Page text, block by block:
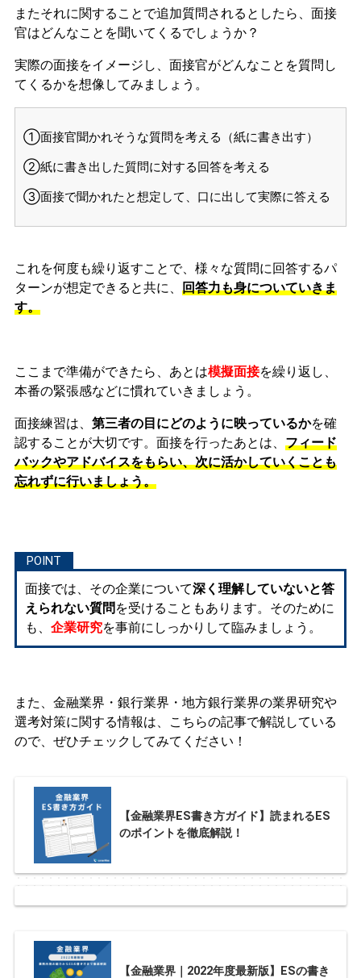
またそれに関することで追加質問されるとしたら、面接
官はどんなことを聞いてくるでしょうか？
実際の面接をイメージし、面接官がどんなことを質問し
てくるかを想像してみましょう。
①面接官聞かれそうな質問を考える（紙に書き出す）
②紙に書き出した質問に対する回答を考える
③面接で聞かれたと想定して、口に出して実際に答える
これを何度も繰り返すことで、様々な質問に回答するパ
ターンが想定できると共に、 回答力も身についていきま
す。
ここまで準備ができたら、あとは模擬面接を繰り返し、
本番の緊張感などに慣れていきましょう。
面接練習は、 第三者の目にどのように映っているかを確
認することが大切です。面接を行ったあとは、 フィード
バックやアドバイスをもらい、次に活かしていくことも
忘れずに行いましょう。
面接では、その企業について深く理解していないと答
えられない質問 を受けることもあります。そのために
も、 企業研究を事前にしっかりして臨みましょう。
また、金融業界・銀行業界・地方銀行業界の業界研究や
選考対策に関する情報は、こちらの記事で解説している
ので、ぜひチェックしてみてください！
【金融業界ES書き方ガイド】読まれるES
のポイントを徹底解説！
【金融業界｜2022年度最新版】ESの書き